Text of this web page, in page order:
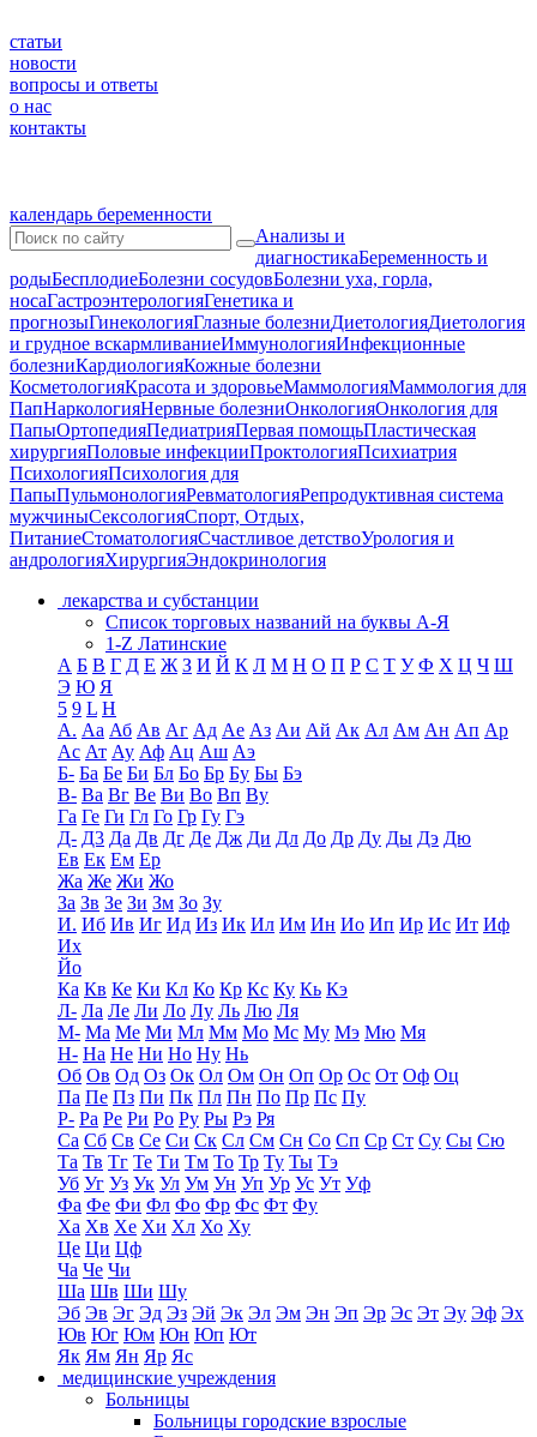
статьи
новости
вопросы и ответы
о нас
контакты
календарь беременности
Анализы и
диагностикаБеременность и
родыБесплодиеБолезни сосудовБолезни уха, горла,
носаГастроэнтерологияГенетика и
прогнозыГинекологияГлазные болезниДиетологияДиетология
и грудное вскармливаниеИммунологияИнфекционные
болезниКардиологияКожные болезни
КосметологияКрасота и здоровьеМаммологияМаммология для
ПапНаркологияНервные болезниОнкологияОнкология для
ПапыОртопедияПедиатрияПервая помощьПластическая
хирургияПоловые инфекцииПроктологияПсихиатрия
ПсихологияПсихология для
ПапыПульмонологияРевматологияРепродуктивная система
мужчиныСексологияСпорт, Отдых,
ПитаниеСтоматологияСчастливое детствоУрология и
андрологияХирургияЭндокринология
лекарства и субстанции
Список торговых названий на буквы А-Я
1-Z Латинские
А Б В Г Д Е Ж З И Й К Л М Н О П Р С Т У Ф Х Ц Ч Ш
Э Ю Я
5 9 L H
А. Аа Аб Ав Аг Ад Ае Аз Аи Ай Ак Ал Ам Ан Ап Ар
Ас Ат Ау Аф Ац Аш Аэ
Б- Ба Бе Би Бл Бо Бр Бу Бы Бэ
В- Ва Вг Ве Ви Во Вп Ву
Га Ге Ги Гл Го Гр Гу Гэ
Д- Д3 Да Дв Дг Де Дж Ди Дл До Др Ду Ды Дэ Дю
Ев Ек Ем Ер
Жа Же Жи Жо
За Зв Зе Зи Зм Зо Зу
И. Иб Ив Иг Ид Из Ик Ил Им Ин Ио Ип Ир Ис Ит Иф
Их
Йо
Ка Кв Ке Ки Кл Ко Кр Кс Ку Кь Кэ
Л- Ла Ле Ли Ло Лу Ль Лю Ля
М- Ма Ме Ми Мл Мм Мо Мс Му Мэ Мю Мя
Н- На Не Ни Но Ну Нь
Об Ов Од Оз Ок Ол Ом Он Оп Ор Ос От Оф Оц
Па Пе Пз Пи Пк Пл Пн По Пр Пс Пу
Р- Ра Ре Ри Ро Ру Ры Рэ Ря
Са Сб Св Се Си Ск Сл См Сн Со Сп Ср Ст Су Сы Сю
Та Тв Тг Те Ти Тм То Тр Ту Ты Тэ
Уб Уг Уз Ук Ул Ум Ун Уп Ур Ус Ут Уф
Фа Фе Фи Фл Фо Фр Фс Фт Фу
Ха Хв Хе Хи Хл Хо Ху
Це Ци Цф
Ча Че Чи
Ша Шв Ши Шу
Эб Эв Эг Эд Эз Эй Эк Эл Эм Эн Эп Эр Эс Эт Эу Эф Эх
Юв Юг Юм Юн Юп Ют
Як Ям Ян Яр Яс
медицинские учреждения
Больницы
Больницы городские взрослые